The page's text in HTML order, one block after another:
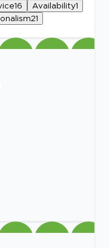
16 Availability1
21